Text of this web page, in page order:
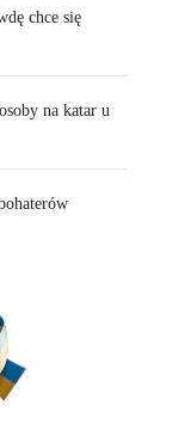
chce się
na katar u